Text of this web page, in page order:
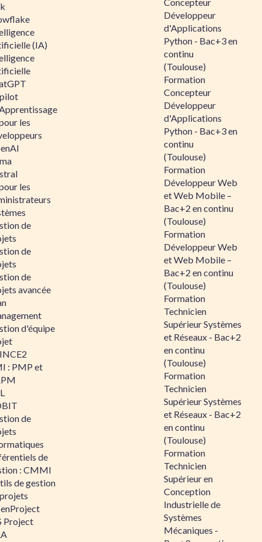
(IA)
les
les
de
de
de
avancée
d'équipe
: PMP et
de
de
: CMMI
de gestion
Project
Développeur
d'Applications
Python - Bac+3 en
continu
(Toulouse)
Formation
Concepteur
Développeur
d'Applications
Python - Bac+3 en
continu
(Toulouse)
Formation
Développeur Web
et Web Mobile –
Bac+2 en continu
(Toulouse)
Formation
Développeur Web
et Web Mobile –
Bac+2 en continu
(Toulouse)
Formation
Technicien
Supérieur Systèmes
et Réseaux - Bac+2
en continu
(Toulouse)
Formation
Technicien
Supérieur Systèmes
et Réseaux - Bac+2
en continu
(Toulouse)
Formation
Technicien
Supérieur en
Conception
Industrielle de
Systèmes
Mécaniques -